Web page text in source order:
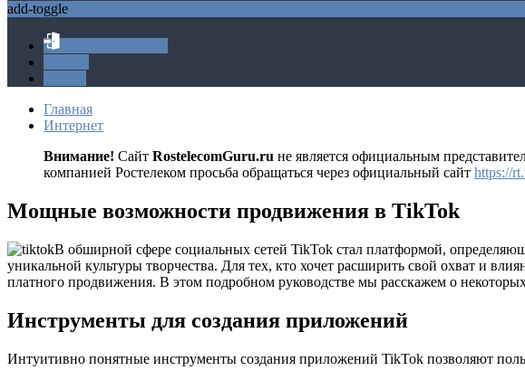
add-toggle
Главная
Интернет
Внимание! Сайт RostelecomGuru.ru не является официальным
компанией Ростелеком просьба обращаться через официальный сайт https://
Мощные возможности продвижения в TikTok
В обширной сфере социальных сетей TikTok стал платформой,
уникальной культуры творчества. Для тех, кто хочет расширить свой охват и
платного продвижения. В этом подробном руководстве мы расскажем о
Инструменты для создания приложений
Интуитивно понятные инструменты создания приложений TikTok позволяют